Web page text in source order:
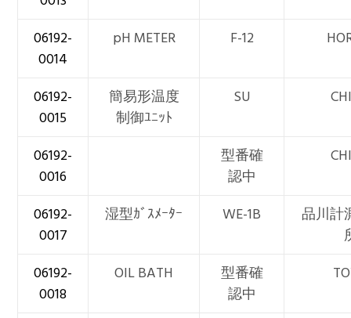
06192-
0014
pH METER F-12
06192-
0015
簡易形温度
制御ﾕﾆｯﾄ
SU
06192-
0016
型番確
認中
06192-
0017
湿型ｶﾞｽﾒｰﾀｰ WE-1B
品川計
06192-
0018
OIL BATH
型番確
認中